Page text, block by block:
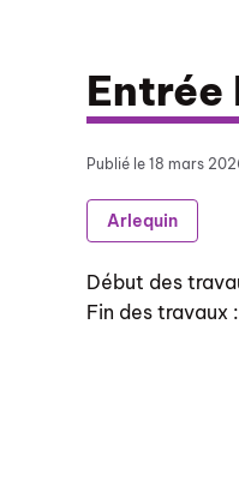
Entrée
Publié le 18 mars
Arlequin
Début des
Fin des travaux